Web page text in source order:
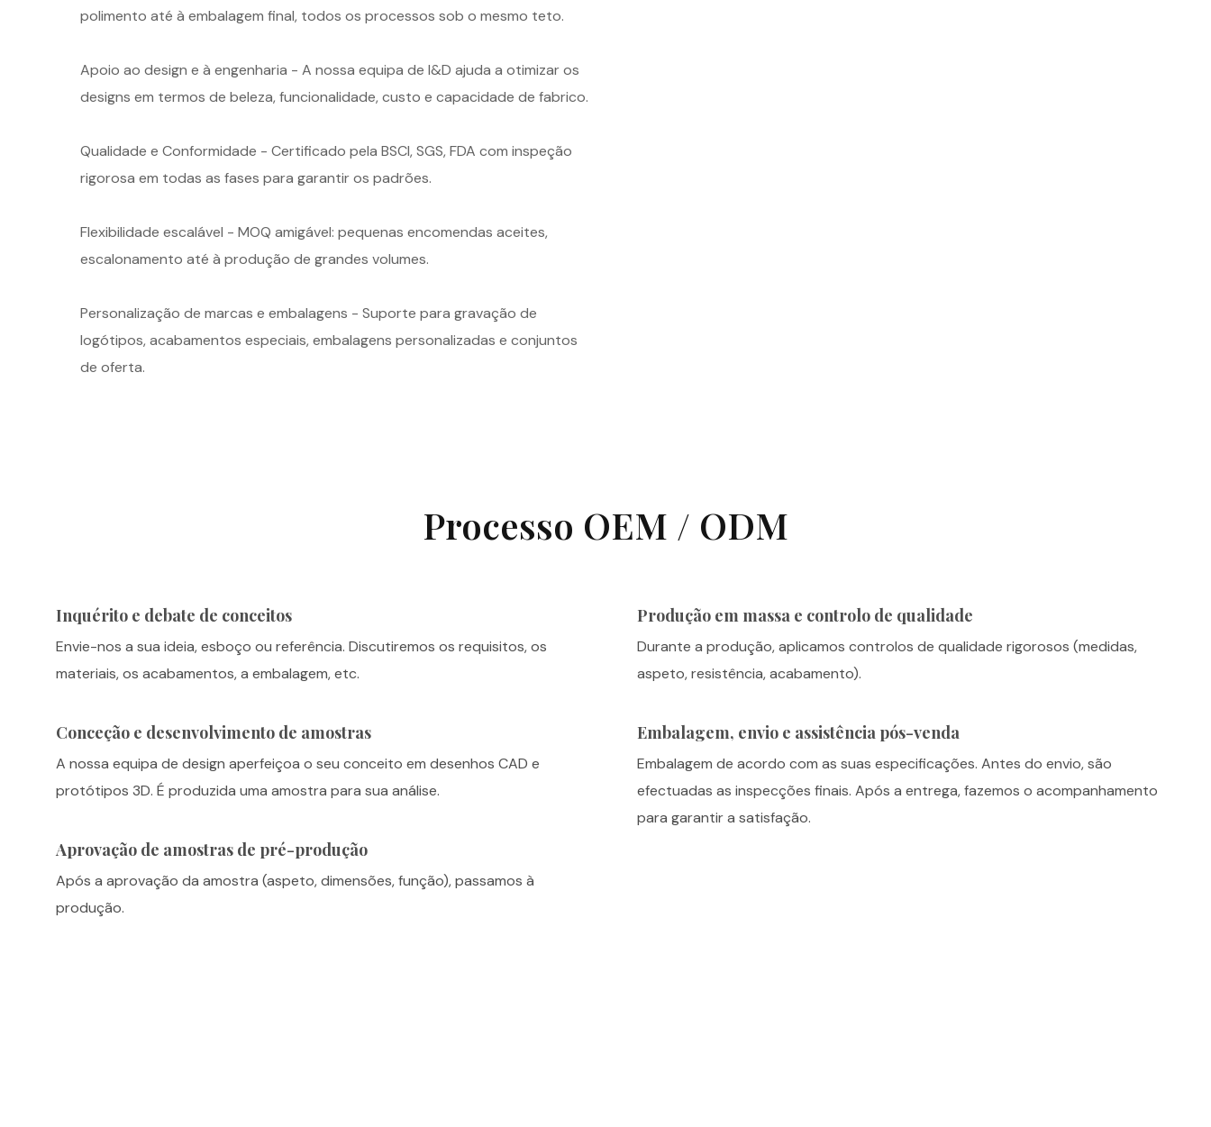
polimento até à embalagem final, todos os processos sob o mesmo teto.
Apoio ao design e à engenharia - A nossa equipa de I&D ajuda a otimizar os
designs em termos de beleza, funcionalidade, custo e capacidade de fabrico.
Qualidade e Conformidade - Certificado pela BSCI, SGS, FDA com inspeção
rigorosa em todas as fases para garantir os padrões.
Flexibilidade escalável - MOQ amigável: pequenas encomendas aceites,
escalonamento até à produção de grandes volumes.
Personalização de marcas e embalagens - Suporte para gravação de
logótipos, acabamentos especiais, embalagens personalizadas e conjuntos
de oferta.
Processo OEM / ODM
Inquérito e debate de conceitos
Envie-nos a sua ideia, esboço ou referência. Discutiremos os requisitos, os
materiais, os acabamentos, a embalagem, etc.
Produção em massa e controlo de qualidade
Durante a produção, aplicamos controlos de qualidade rigorosos (medidas,
aspeto, resistência, acabamento).
Conceção e desenvolvimento de amostras
A nossa equipa de design aperfeiçoa o seu conceito em desenhos CAD e
protótipos 3D. É produzida uma amostra para sua análise.
Embalagem, envio e assistência pós-venda
Embalagem de acordo com as suas especificações. Antes do envio, são
efectuadas as inspecções finais. Após a entrega, fazemos o acompanhamento
para garantir a satisfação.
Aprovação de amostras de pré-produção
Após a aprovação da amostra (aspeto, dimensões, função), passamos à
produção.